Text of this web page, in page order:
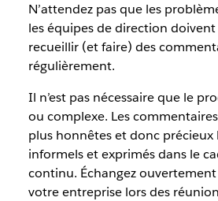
N’attendez pas que les
les équipes de direction
recueillir (et faire) des
régulièrement.
Il n’est pas nécessaire que le
ou complexe. Les
plus honnêtes et donc précieux
informels et exprimés dans le
continu. Échangez
votre entreprise lors des